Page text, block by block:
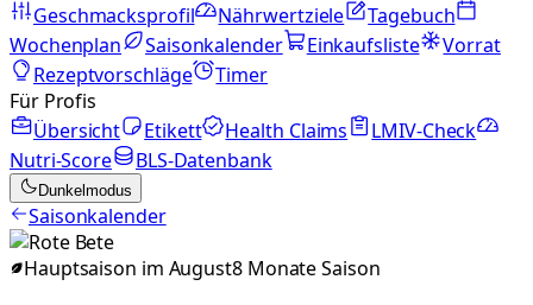
Geschmacksprofil
Nährwertziele
Tagebuch
Wochenplan
Saisonkalender Einkaufsliste
Vorrat
Rezeptvorschläge
Timer
Für Profis
Übersicht
Etikett Health Claims
LMIV-Check
Nutri-Score
BLS-Datenbank
Dunkelmodus
Saisonkalender
Hauptsaison im August8 MonateSaison